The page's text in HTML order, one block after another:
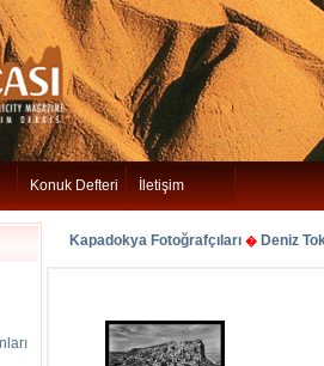
Konuk Defteri İletişim
Kapadokya Fotoğrafçıları � Deniz